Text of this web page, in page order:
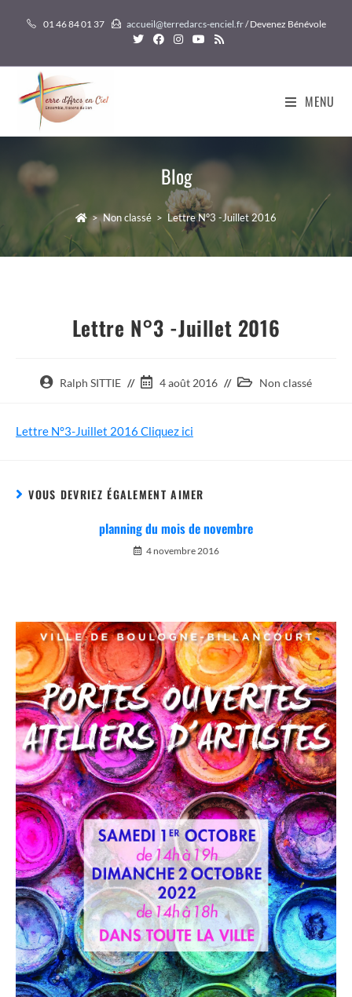
01 46 84 01 37 accueil@terredarcs-enciel.fr/ Devenez Bénévole
MENU
Blog
> Non classé > Lettre N°3 -Juillet 2016
Lettre N°3 -Juillet 2016
Auteur/autrice
publication :
Ralph SITTIE
Post4 août 2016
Post Non classé
Lettre N°3-Juillet 2016 Cliquez ici
VOUS DEVRIEZ ÉGALEMENT AIMER
planning du mois de novembre
4 novembre 2016